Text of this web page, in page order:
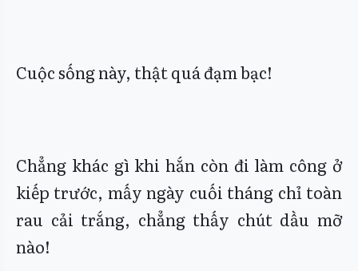
Cuộc sống này, thật quá đạm bạc!
Chẳng khác gì khi hắn còn đi làm công ở
kiếp trước, mấy ngày cuối tháng chỉ toàn
rau cải trắng, chẳng thấy chút dầu mỡ
nào!